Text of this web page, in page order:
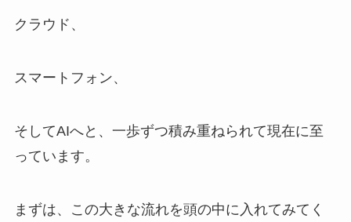
クラウド、
スマートフォン、
そしてAIへと、一歩ずつ積み重ねられて現在に至
っています。
まずは、この大きな流れを頭の中に入れてみてく